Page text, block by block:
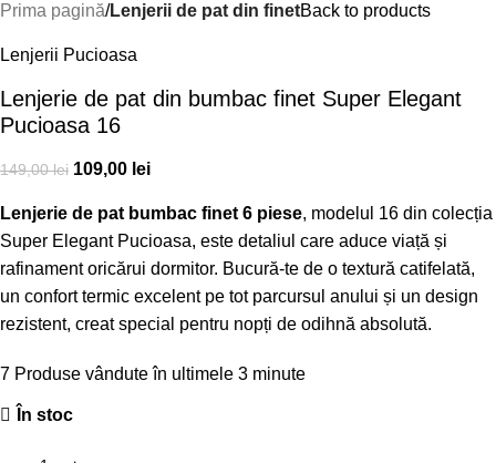
Prima pagină Lenjerii de pat din finetBack to products
Lenjerii Pucioasa
Lenjerie de pat din bumbac finet Super Elegant
Pucioasa 16
149,00lei 109,00 lei
Lenjerie de pat bumbac finet 6 piese, modelul 16 din colecția
Super Elegant Pucioasa, este detaliul care aduce viață și
rafinament oricărui dormitor. Bucură-te de o textură catifelată,
un confort termic excelent pe tot parcursul anului și un design
rezistent, creat special pentru nopți de odihnă absolută.
7 Produse vândute în ultimele 3 minute
În stoc